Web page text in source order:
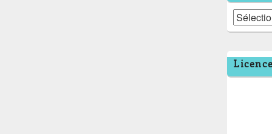
Archives
Licence